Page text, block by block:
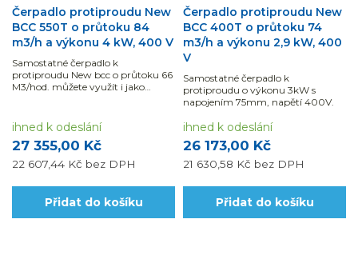
Čerpadlo protiproudu New
BCC 550T o průtoku 84
m3/h a výkonu 4 kW, 400 V
Samostatné čerpadlo k
protiproudu New bcc o průtoku 66
M3/hod. můžete využít i jako
27 355,00 Kč
22 607,44 Kč bez DPH
ihned k odeslání
Přidat do košíku
Čerpadlo protiproudu New
BCC 400T o průtoku 74
m3/h a výkonu 2,9 kW, 400
V
Samostatné čerpadlo k
protiproudu o výkonu 3kW s
napojením 75mm, napětí 400V.
26 173,00 Kč
21 630,58 Kč bez DPH
ihned k odeslání
Přidat do košíku